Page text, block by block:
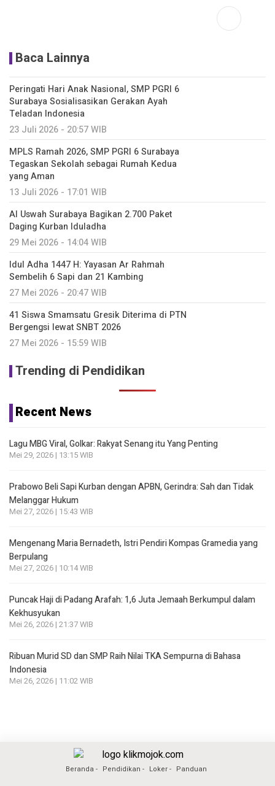
Baca Lainnya
Peringati Hari Anak Nasional, SMP PGRI 6
Surabaya Sosialisasikan Gerakan Ayah
Teladan Indonesia
23 Juli 2026 - 20:57 WIB
MPLS Ramah 2026, SMP PGRI 6 Surabaya
Tegaskan Sekolah sebagai Rumah Kedua
yang Aman
13 Juli 2026 - 17:01 WIB
Al Uswah Surabaya Bagikan 2.700 Paket
Daging Kurban Iduladha
29 Mei 2026 - 14:04 WIB
Idul Adha 1447 H: Yayasan Ar Rahmah
Sembelih 6 Sapi dan 21 Kambing
27 Mei 2026 - 20:47 WIB
41 Siswa Smamsatu Gresik Diterima di PTN
Bergengsi lewat SNBT 2026
27 Mei 2026 - 15:59 WIB
Trending di Pendidikan
Recent News
Lagu MBG Viral, Golkar: Rakyat Senang itu Yang Penting
Mei 29, 2026 | 13:15 WIB
Prabowo Beli Sapi Kurban dengan APBN, Gerindra: Sah dan Tidak
Melanggar Hukum
Mei 27, 2026 | 15:43 WIB
Mengenang Maria Bernadeth, Istri Pendiri Kompas Gramedia yang
Berpulang
Mei 27, 2026 | 10:14 WIB
Puncak Haji di Padang Arafah: 1,6 Juta Jemaah Berkumpul dalam
Kekhusyukan
Mei 26, 2026 | 21:37 WIB
Ribuan Murid SD dan SMP Raih Nilai TKA Sempurna di Bahasa
Indonesia
Mei 26, 2026 | 11:02 WIB
Beranda Pendidikan Loker Panduan